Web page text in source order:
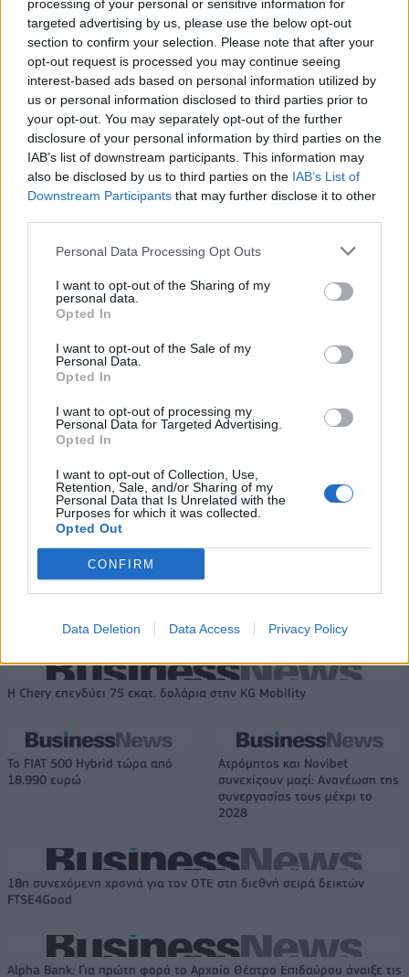
processing of your personal or sensitive information for
targeted advertising by us, please use the below opt-out
section to confirm your selection. Please note that after your
opt-out request is processed you may continue seeing
interest-based ads based on personal information utilized by
us or personal information disclosed to third parties prior to
your opt-out. You may separately opt-out of the further
disclosure of your personal information by third parties on the
IAB’s list of downstream participants. This information may
also be disclosed by us to third parties on the IAB’s List of
Downstream Participants that may further disclose it to other
Personal Data Processing Opt Outs
I want to opt-out of the Sharing of my
personal data.
Opted In
I want to opt-out of the Sale of my
Personal Data.
Opted In
I want to opt-out of processing my
Personal Data for Targeted Advertising.
Opted In
I want to opt-out of Collection, Use,
Retention, Sale, and/or Sharing of my
Personal Data that Is Unrelated with the
Purposes for which it was collected.
Opted Out
CONFIRM
Data Deletion Data Access Privacy Policy
είσοδο στην πολωνική αγορά
ενέργειας
Media: Με ενίσχυση 8 εκατ. ευρώ σε 451 επιχειρήσεις ξεκίνησε το
πρόγραμμα στήριξης- Κάλυψη εισφορών ΕΔΟΕΑΠ
Η Toyota φέρνει νέα γενιά
μπαταριών για τα υβριδικά της
ευρωπαϊκή
αυτοκινητοβιομηχανία
Νέο Audi A2 e-tron με στόχο την κορυφή της αποδοτικότητας
Εθνική Νεανίδων: Με τη
Βουλγαρία για τις θέσεις 5-8
O θάνατός του Μπράντον Κλαρκ
Χρηματοδότηση 8 εκατ. ευρώ
σε 843 μέσα ενημέρωσης-
Η Chery επενδύει 75 εκατ. δολάρια στην KG Mobility
Το FIAT 500 Hybrid τώρα από
18.990 ευρώ
Ατρόμητος και Novibet
συνεχίζουν μαζί: Ανανέωση της
συνεργασίας τους μέχρι το
2028
18η συνεχόμενη χρονιά για τον ΟΤΕ στη διεθνή σειρά δεικτών
FTSE4Good
Alpha Bank: Για πρώτη φορά το Αρχαίο Θέατρο Επιδαύρου άνοιξε τις